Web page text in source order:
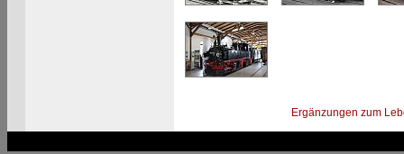
Ergänzungen zum